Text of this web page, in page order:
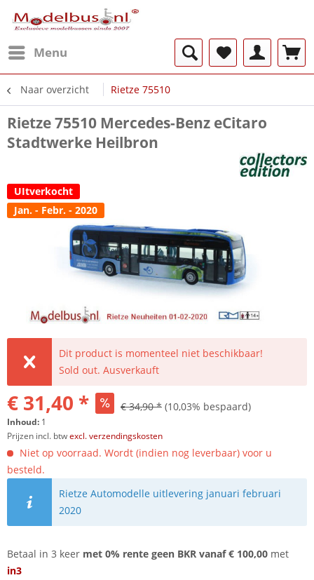
Menu
Naar overzicht Rietze 75510
Rietze 75510 Mercedes-Benz eCitaro
Stadtwerke Heilbron
UItverkocht
Jan. - Febr. - 2020
Dit product is momenteel niet beschikbaar!
Sold out. Ausverkauft
€ 31,40 * € 34,90 * (10,03% bespaard)
Inhoud: 1
Prijzen incl. btwexcl. verzendingskosten
Niet op voorraad. Wordt (indien nog leverbaar) voor u
besteld.
Rietze Automodelle uitlevering januari februari
2020
Betaal in 3 keer met 0% rente geen BKR vanaf € 100,00 met
in3